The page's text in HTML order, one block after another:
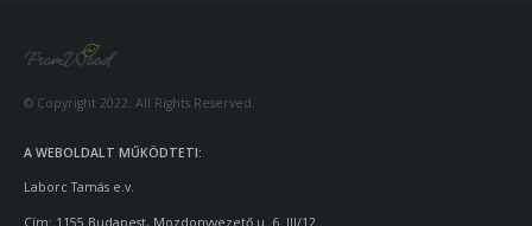
© Copyright 2022. All Rights Reserved.
A WEBOLDALT MŰKÖDTETI:
Laborc Tamás e.v.
Cím: 1155 Budapest, Mozdonyvezető u. 6. III/12.